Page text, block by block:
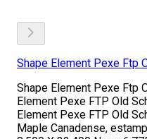
Shape Element Pexe Ftp
Shape Element Pexe Ftp
Element Pexe FTP Old
Element Pexe FTP Old
Maple Canadense,